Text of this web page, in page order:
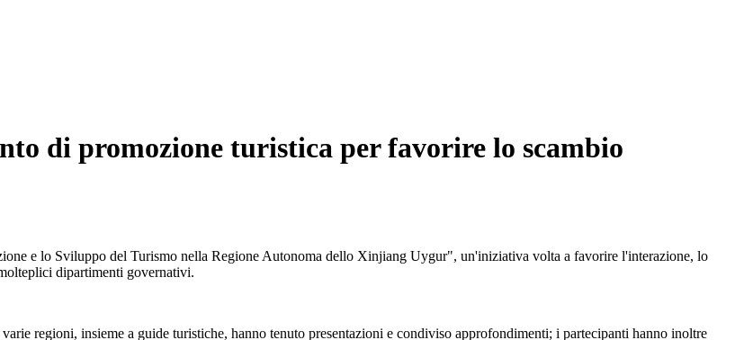
di promozione turistica per favorire lo scambio
e lo Sviluppo del Turismo nella Regione Autonoma dello Xinjiang Uygur", un'iniziativa volta a favorire l'interazione, lo
dipartimenti governativi.
regioni, insieme a guide turistiche, hanno tenuto presentazioni e condiviso approfondimenti; i partecipanti hanno inoltre